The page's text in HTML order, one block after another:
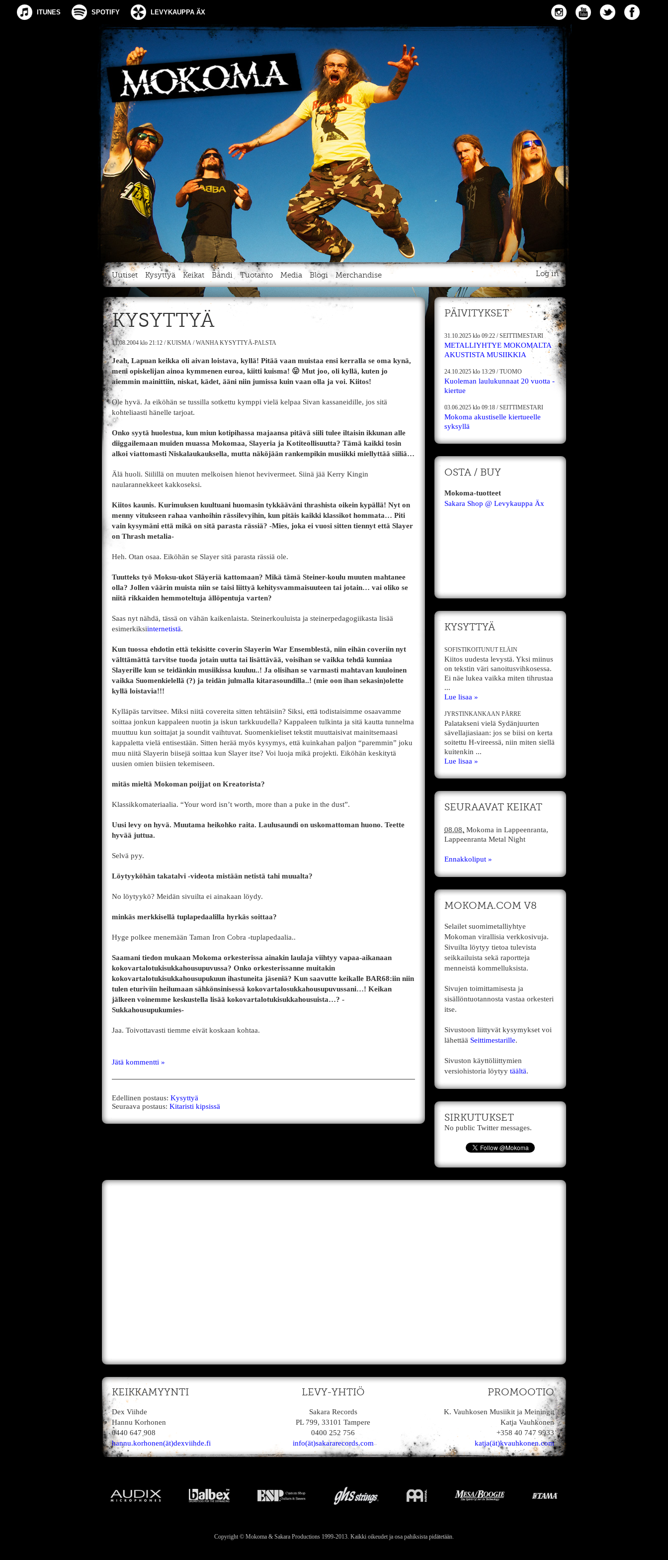
ITUNES SPOTIFY LEVYKAUPPA ÄX
Uutiset Kysyttyä Keikat Bändi Tuotanto Media Blogi Merchandise Log in
KYSYTTYÄ
11.08.2004 klo 21:12 /KUISMA /WANHA KYSYTTYÄ-PALSTA
Jeah, Lapuan keikka oli aivan loistava, kyllä! Pitää vaan muistaa ensi kerralla se oma kynä,
meni opiskelijan ainoa kymmenen euroa, kiitti kuisma! 😛 Mut joo, oli kyllä, kuten jo
aiemmin mainittiin, niskat, kädet, ääni niin jumissa kuin vaan olla ja voi. Kiitos!
Ole hyvä. Ja eiköhän se tussilla sotkettu kymppi vielä kelpaa Sivan kassaneidille, jos sitä
kohteliaasti hänelle tarjoat.
Onko syytä huolestua, kun miun kotipihassa majaansa pitävä siili tulee iltaisin ikkunan alle
diiggailemaan muiden muassa Mokomaa, Slayeria ja Kotiteollisuutta? Tämä kaikki tosin
alkoi viattomasti Niskalaukauksella, mutta näköjään rankempikin musiikki miellyttää siiliä…
Älä huoli. Siilillä on muuten melkoisen hienot hevivermeet. Siinä jää Kerry Kingin
naularannekkeet kakkoseksi.
Kiitos kaunis. Kurimuksen kuultuani huomasin tykkääväni thrashista oikein kypällä! Nyt on
menny vitukseen rahaa vanhoihin rässilevyihin, kun pitäis kaikki klassikot hommata… Piti
vain kysymäni että mikä on sitä parasta rässiä? -Mies, joka ei vuosi sitten tiennyt että Slayer
on Thrash metalia-
Heh. Otan osaa. Eiköhän se Slayer sitä parasta rässiä ole.
Tuutteks työ Moksu-ukot Släyeriä kattomaan? Mikä tämä Steiner-koulu muuten mahtanee
olla? Jollen väärin muista niin se taisi liittyä kehitysvammaisuuteen tai jotain… vai oliko se
niitä rikkaiden hemmoteltuja ällöpentuja varten?
Saas nyt nähdä, tässä on vähän kaikenlaista. Steinerkouluista ja steinerpedagogiikasta lisää
esimerkiksiinternetistä.
Kun tuossa ehdotin että tekisitte coverin Slayerin War Ensemblestä, niin eihän coveriin nyt
välttämättä tarvitse tuoda jotain uutta tai lisättävää, voisihan se vaikka tehdä kunniaa
Slayerille kun se teidänkin musiikissa kuuluu..! Ja olisihan se varmasti mahtavan kuuloinen
vaikka Suomenkielellä (?) ja teidän julmalla kitarasoundilla..! (mie oon ihan sekasin)olette
kyllä loistavia!!!
Kylläpäs tarvitsee. Miksi niitä covereita sitten tehtäisiin? Siksi, että todistaisimme osaavamme
soittaa jonkun kappaleen nuotin ja iskun tarkkuudella? Kappaleen tulkinta ja sitä kautta tunnelma
muuttuu kun soittajat ja soundit vaihtuvat. Suomenkieliset tekstit muuttaisivat mainitsemaasi
kappaletta vielä entisestään. Sitten herää myös kysymys, että kuinkahan paljon “paremmin” joku
muu niitä Slayerin biisejä soittaa kun Slayer itse? Voi luoja mikä projekti. Eiköhän keskitytä
uusien omien biisien tekemiseen.
mitäs mieltä Mokoman poijjat on Kreatorista?
Klassikkomateriaalia. “Your word isn’t worth, more than a puke in the dust”.
Uusi levy on hyvä. Muutama heikohko raita. Laulusaundi on uskomattoman huono. Teette
hyvää juttua.
Selvä pyy.
Löytyyköhän takatalvi -videota mistään netistä tahi muualta?
No löytyykö? Meidän sivuilta ei ainakaan löydy.
minkäs merkkisellä tuplapedaalilla hyrkäs soittaa?
Hyge polkee menemään Taman Iron Cobra -tuplapedaalia..
Saamani tiedon mukaan Mokoma orkesterissa ainakin laulaja viihtyy vapaa-aikanaan
kokovartalotukisukkahousupuvussa? Onko orkesterissanne muitakin
kokovartalotukisukkahousupukuun ihastuneita jäseniä? Kun saavutte keikalle BAR68:iin niin
tulen eturiviin heilumaan sähkönsinisessä kokovartalosukkahousupuvussani…! Keikan
jälkeen voinemme keskustella lisää kokovartalotukisukkahousuista…? -
Sukkahousupukumies-
Jaa. Toivottavasti tiemme eivät koskaan kohtaa.
Jätä kommentti »
Edellinen postaus: Kysyttyä
Seuraava postaus: Kitaristi kipsissä
PÄIVITYKSET
31.10.2025 klo 09:22 /SEITTIMESTARI
METALLIYHTYE MOKOMALTA
AKUSTISTA MUSIIKKIA
24.10.2025 klo 13:29 /TUOMO
Kuoleman laulukunnaat 20 vuotta -
kiertue
03.06.2025 klo 09:18 /SEITTIMESTARI
Mokoma akustiselle kiertueelle
syksyllä
OSTA / BUY
Mokoma-tuotteet
Sakara Shop @ Levykauppa Äx
KYSYTTYÄ
SOFISTIKOITUNUT ELÄIN
Kiitos uudesta levystä. Yksi miinus
on tekstin väri sanoitusvihkosessa.
Ei näe lukea vaikka miten tihrustaa
...
Lue lisaa »
JYRSTINKANKAAN PÄRRE
Palatakseni vielä Sydänjuurten
sävellajiasiaan: jos se biisi on kerta
soitettu H-vireessä, niin miten siellä
kuitenkin ...
Lue lisaa »
SEURAAVAT KEIKAT
08.08. Mokoma in Lappeenranta,
Lappeenranta Metal Night
Ennakkoliput »
MOKOMA.COM V8
Selailet suomimetalliyhtye
Mokoman virallisia verkkosivuja.
Sivuilta löytyy tietoa tulevista
seikkailuista sekä raportteja
menneistä kommelluksista.
Sivujen toimittamisesta ja
sisällöntuotannosta vastaa orkesteri
itse.
Sivustoon liittyvät kysymykset voi
lähettää Seittimestarille.
Sivuston käyttöliittymien
versiohistoria löytyy täältä.
SIRKUTUKSET
No public Twitter messages.
KEIKKAMYYNTI
Dex Viihde
Hannu Korhonen
0440 647 908
hannu.korhonen(ät)dexviihde.fi
LEVY-YHTIÖ
Sakara Records
PL 799, 33101 Tampere
0400 252 756
info(ät)sakararecords.com
PROMOOTIO
K. Vauhkosen Musiikit ja Meiningit
Katja Vauhkonen
+358 40 747 9933
katja(ät)kvauhkonen.com
Copyright © Mokoma & Sakara Productions 1999-2013. Kaikki oikeudet ja osa pahiksista pidätetään.